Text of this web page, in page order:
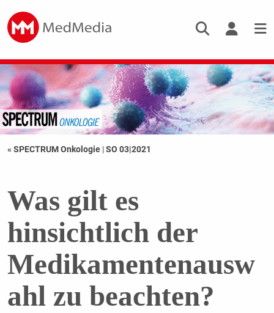
« SPECTRUM Onkologie |SO 03|2021
Was gilt es
hinsichtlich der
Medikamentenausw
ahl zu beachten?